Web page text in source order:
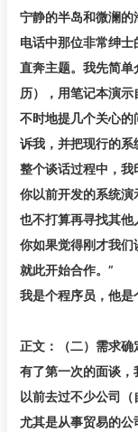
宁静的半岛和微澜的
电话中那位非常绅
直奔主题。我先简
历），用笔记本演
不时地提几个关心
诉我，并把现行的系
整个谈话过程中，我
你以前开发的系统
也不打算再寻找其他
你如果觉得刚才我
就此开始合作。”
我是个程序员，他是
正文：（二）需求确
有了第一次的面谈
以前去过不少公司（
尤其是从事贸易的